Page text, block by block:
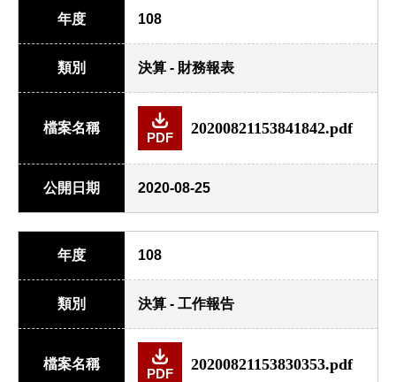
年度 108
類別 決算 - 財務報表
檔案名稱
PDF
20200821153841842.pdf
公開日期 2020-08-25
年度 108
類別 決算 - 工作報告
檔案名稱
PDF
20200821153830353.pdf